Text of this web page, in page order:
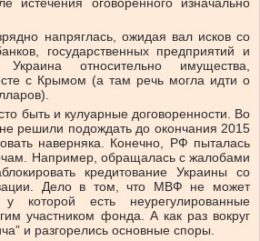
истечения оговоренного изначально
напряглась, ожидая вал исков со
государственных предприятий и
Украина относительно имущества,
с Крымом (а там речь могла идти о
быть и кулуарные договоренности. Во
решили подождать до окончания 2015
наверняка. Конечно, РФ пыталась
Например, обращалась с жалобами
кредитование Украины со
Дело в том, что МВФ не может
у которой есть неурегулированные
участником фонда. А как раз вокруг
и разгорелись основные споры.